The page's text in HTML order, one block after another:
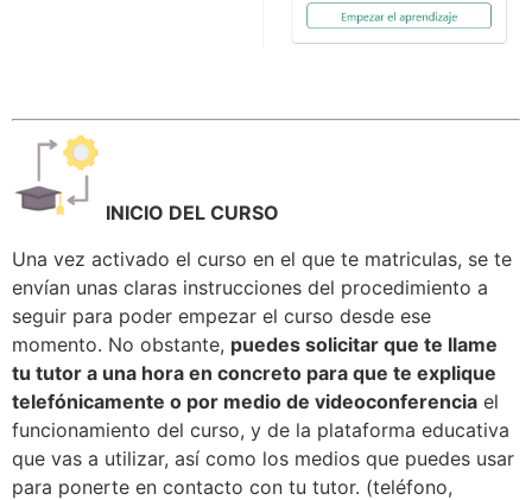
INICIO DEL CURSO
Una vez activado el curso en el que te matriculas, se te
envían unas claras instrucciones del procedimiento a
seguir para poder empezar el curso desde ese
momento. No obstante, puedes solicitar que te llame
tu tutor a una hora en concreto para que te explique
telefónicamente o por medio de videoconferencia el
funcionamiento del curso, y de la plataforma educativa
que vas a utilizar, así como los medios que puedes usar
para ponerte en contacto con tu tutor. (teléfono,